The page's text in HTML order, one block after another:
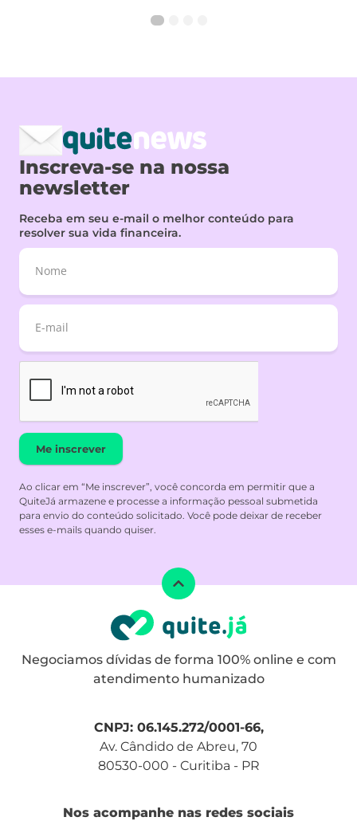
Inscreva-se na nossa
newsletter
Receba em seu e-mail o melhor conteúdo para
resolver sua vida financeira.
Me inscrever
Ao clicar em “Me inscrever”, você concorda em permitir que a
QuiteJá armazene e processe a informação pessoal submetida
para envio do conteúdo solicitado. Você pode deixar de receber
esses e-mails quando quiser.
Negociamos dívidas de forma 100% online e com
atendimento humanizado
CNPJ: 06.145.272/0001-66,
Av. Cândido de Abreu, 70
80530-000 - Curitiba - PR
Nos acompanhe nas redes sociais